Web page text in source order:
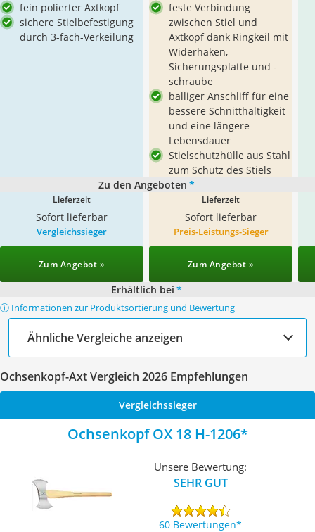
fein polierter Axtkopf
sichere Stielbefestigung
durch 3-fach-Verkeilung
feste Verbindung
zwischen Stiel und
Axtkopf dank Ringkeil mit
Widerhaken,
Sicherungsplatte und -
schraube
balliger Anschliff für eine
bessere Schnitthaltigkeit
und eine längere
Lebensdauer
Stielschutzhülle aus Stahl
zum Schutz des Stiels
Zu den Angeboten *
Lieferzeit
Sofort lieferbar
Lieferzeit
Sofort lieferbar
Vergleichssieger
Zum Angebot »
Preis-Leistungs-Sieger
Zum Angebot »
Erhältlich bei *
ⓘ Informationen zur Produktsortierung und Bewertung
Ähnliche Vergleiche anzeigen
Ochsenkopf-Axt Vergleich 2026 Empfehlungen
Vergleichssieger
Ochsenkopf OX 18 H-1206
Unsere Bewertung:
SEHR GUT
60 Bewertungen